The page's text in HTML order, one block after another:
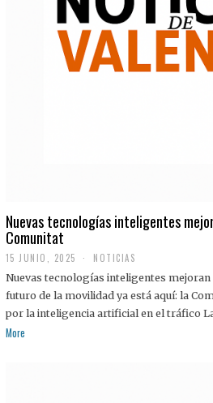
Nuevas tecnologías inteligentes
Comunitat
15 JUNIO, 2025 NOTICIAS
Nuevas tecnologías inteligentes
futuro de la movilidad ya está aquí: la
por la inteligencia artificial en el tráfico
More